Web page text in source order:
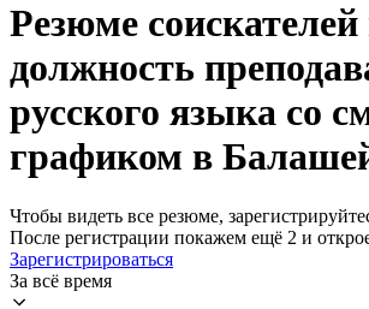
Резюме соискателей
должность
русского языка со
графиком в
Чтобы видеть все резюме,
После регистрации покажем ещё 2 и
Зарегистрироваться
За всё время